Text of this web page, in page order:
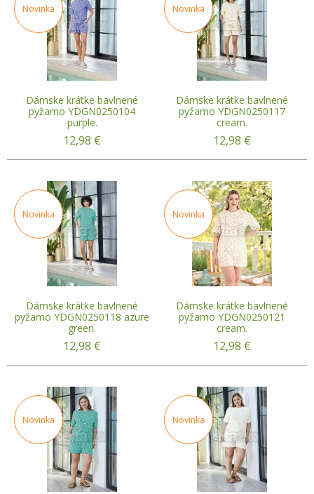
Novinka
Dámske krátke bavlnené
pyžamo YDGN0250104
purple.
12,98 €
Novinka
Dámske krátke bavlnené
pyžamo YDGN0250117
cream.
12,98 €
Novinka
Dámske krátke bavlnené
pyžamo YDGN0250118 azure
green.
12,98 €
Novinka
Dámske krátke bavlnené
pyžamo YDGN0250121
cream.
12,98 €
Novinka Novinka